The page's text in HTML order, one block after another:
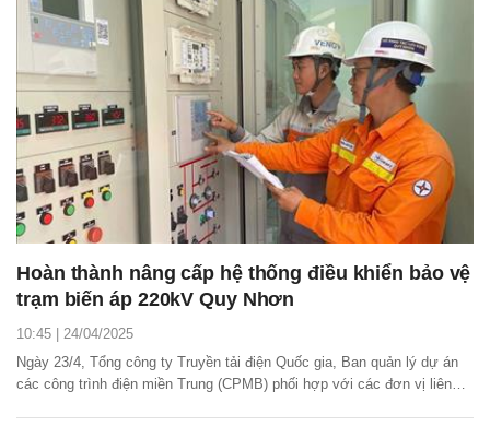
Hoàn thành nâng cấp hệ thống điều khiển bảo vệ
trạm biến áp 220kV Quy Nhơn
10:45 | 24/04/2025
Ngày 23/4, Tổng công ty Truyền tải điện Quốc gia, Ban quản lý dự án
các công trình điện miền Trung (CPMB) phối hợp với các đơn vị liên